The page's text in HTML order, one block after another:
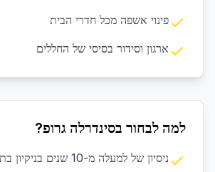
פינוי אשפה מכל חדרי הבית
ארגון וסידור בסיסי של החללים
למה לבחור בסינדרלה גרופ?
ניסיון של למעלה מ-10 שנים בניקיון בתים ודירות